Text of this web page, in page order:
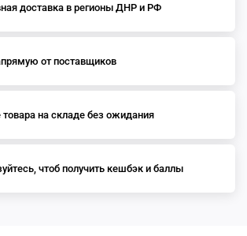
доставка в регионы ДНР и РФ
от поставщиков
товара на складе без ожидания
чтоб получить кешбэк и баллы